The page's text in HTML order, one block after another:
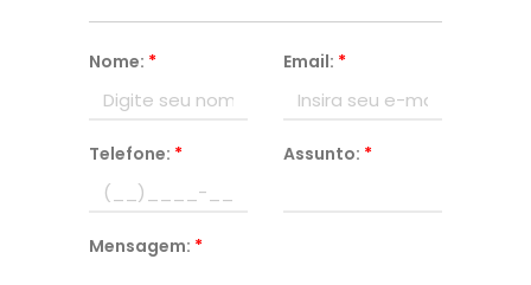
Nome: * Email: *
Telefone: * Assunto: *
Mensagem: *